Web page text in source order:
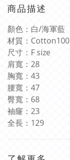
商品描述
顏色：白/海軍藍
材質： Cotton100
尺寸： F size
肩寬： 28
胸寬： 43
腰寬： 47
臀寬： 68
袖窿： 23
全長： 129